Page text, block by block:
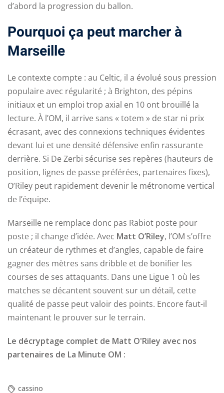
d’abord la progression du ballon.
Pourquoi ça peut marcher à
Marseille
Le contexte compte : au Celtic, il a évolué sous pression
populaire avec régularité ; à Brighton, des pépins
initiaux et un emploi trop axial en 10 ont brouillé la
lecture. À l’OM, il arrive sans « totem » de star ni prix
écrasant, avec des connexions techniques évidentes
devant lui et une densité défensive enfin rassurante
derrière. Si De Zerbi sécurise ses repères (hauteurs de
position, lignes de passe préférées, partenaires fixes),
O’Riley peut rapidement devenir le métronome vertical
de l’équipe.
Marseille ne remplace donc pas Rabiot poste pour
poste ; il change d’idée. Avec Matt O’Riley, l’OM s’offre
un créateur de rythmes et d’angles, capable de faire
gagner des mètres sans dribble et de bonifier les
courses de ses attaquants. Dans une Ligue 1 où les
matches se décantent souvent sur un détail, cette
qualité de passe peut valoir des points. Encore faut-il
maintenant le prouver sur le terrain.
Le décryptage complet de Matt O'Riley avec nos
partenaires de La Minute OM :
cassino